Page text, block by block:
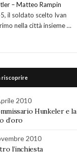
– Matteo Rampin
il soldato scelto Ivan
nella città insieme …
riscoprire
2010
Hunkeler e la
d’oro
2010
l’inchiesta